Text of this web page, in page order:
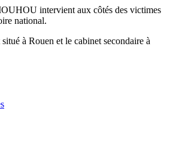
intervient aux côtés des victimes
national.
à Rouen et le cabinet secondaire à